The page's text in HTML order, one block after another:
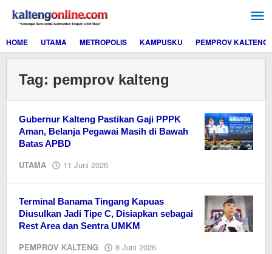
konten
HOME
UTAMA METROPOLIS KAMPUSKU PEMPROV KALTENG
Tag: pemprov kalteng
Gubernur Kalteng Pastikan Gaji PPPK
Aman, Belanja Pegawai Masih di Bawah
Batas APBD
UTAMA 11 Juni 2026
Terminal Banama Tingang Kapuas
Diusulkan Jadi Tipe C, Disiapkan sebagai
Rest Area dan Sentra UMKM
PEMPROV KALTENG 8 Juni 2026